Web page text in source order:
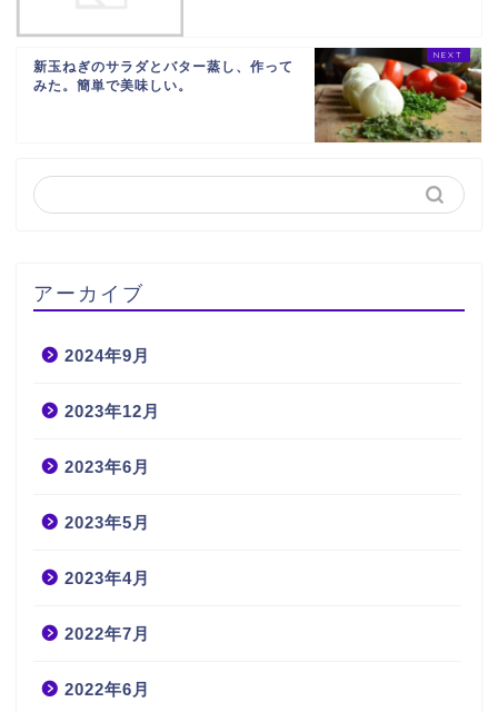
新玉ねぎのサラダとバター蒸し、作って
みた。簡単で美味しい。
アーカイブ
2024年9月
2023年12月
2023年6月
2023年5月
2023年4月
2022年7月
2022年6月